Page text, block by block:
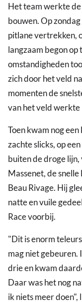
Het team werkte
bouwen. Op
pitlane vertrekken,
langzaam begon op
omstandigheden
zich door het veld
momenten de
van het veld werkte
Toen kwam nog
zachte slicks, op
buiten de droge
Massenet, de
Beau Rivage. Hij
natte en vuile
Race voorbij.
"Dit is enorm
mag niet gebeuren.
drie en kwam
Daar was het nog
ik niets meer doen",